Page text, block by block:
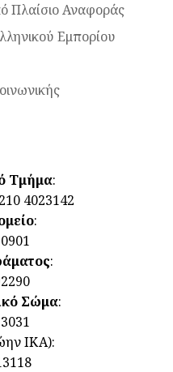
Πλαίσιο Αναφοράς
Εμπορίου
Τμήμα:
4023142
:
:
Σώμα:
ΙΚΑ):